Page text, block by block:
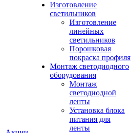
Изготовление
светильников
Изготовление
линейных
светильников
Порошковая
покраска профиля
Монтаж светодиодного
оборудования
Монтаж
светодиодной
ленты
Установка блока
питания для
ленты